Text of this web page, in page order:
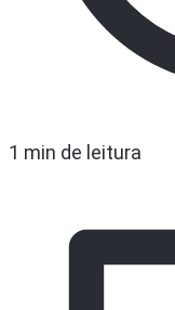
1 min de leitura